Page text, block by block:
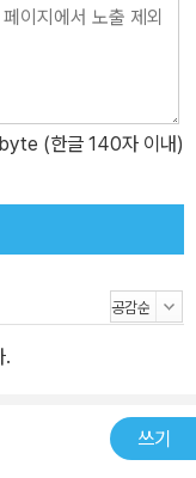
선택한다면, 이직에
금껏 작업했던 프로젝
(한글 140자 이내)
.
쓰기